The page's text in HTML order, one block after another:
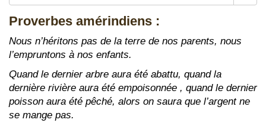
Proverbes amérindiens :
Nous n’héritons pas de la terre de nos parents, nous
l’empruntons à nos enfants.
Quand le dernier arbre aura été abattu, quand la
dernière rivière aura été empoisonnée , quand le dernier
poisson aura été pêché, alors on saura que l’argent ne
se mange pas.